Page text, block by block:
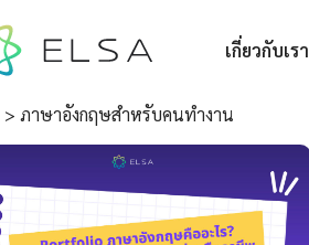
เกี่ยวกับเรา
> ภาษาอังกฤษสำหรับคนทำงาน